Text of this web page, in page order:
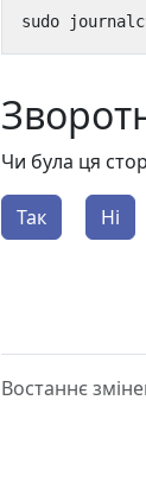
Чи була ця
Так Ні
Востаннє